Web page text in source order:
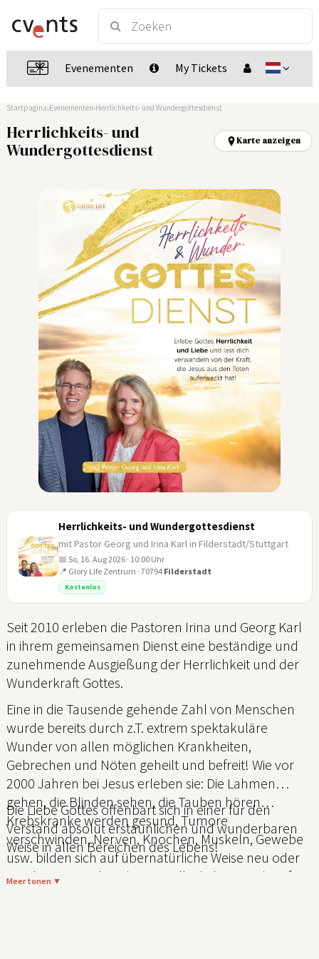
Evenementen My Tickets
Startpagina Evenementen Herrlichkeits- und Wundergottesdienst
Herrlichkeits- und
Wundergottesdienst
Karte anzeigen
Herrlichkeits- und Wundergottesdienst
mit Pastor Georg und Irina Karl in Filderstadt/Stuttgart
📅 So, 16. Aug 2026 · 10:00 Uhr
📍 Glory Life Zentrum · 70794 Filderstadt
Kostenlos
Seit 2010 erleben die Pastoren Irina und Georg Karl
in ihrem gemeinsamen Dienst eine beständige und
zunehmende Ausgießung der Herrlichkeit und der
Wunderkraft Gottes.
Eine in die Tausende gehende Zahl von Menschen
wurde bereits durch z.T. extrem spektakuläre
Wunder von allen möglichen Krankheiten,
Gebrechen und Nöten geheilt und befreit! Wie vor
2000 Jahren bei Jesus erleben sie: Die Lahmen
gehen, die Blinden sehen, die Tauben hören…
Krebskranke werden gesund, Tumore
verschwinden, Nerven, Knochen, Muskeln, Gewebe
usw. bilden sich auf übernatürliche Weise neu oder
werden neu verbunden, Metallteile lösen sich auf,
Die Liebe Gottes offenbart sich in einer für den
Verstand absolut erstaunlichen und wunderbaren
Weise in allen Bereichen des Lebens!
Meer tonen ▼